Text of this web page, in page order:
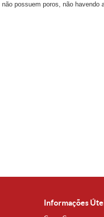
possuem poros, não havendo
Informações